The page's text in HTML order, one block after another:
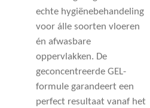
echte hygiënebehandeling
voor álle soorten vloeren
én afwasbare
oppervlakken. De
geconcentreerde GEL-
formule garandeert een
perfect resultaat vanaf het